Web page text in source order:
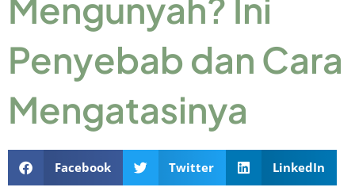
Penyebab dan Cara
Mengatasinya
Facebook Twitter LinkedIn